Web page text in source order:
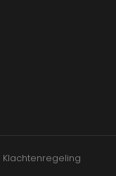
Klachtenregeling